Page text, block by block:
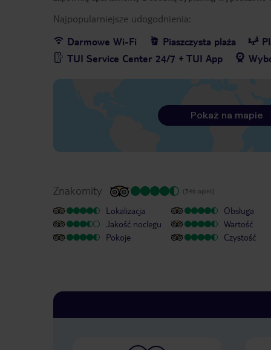
Najpopularniejsze udogodnienia:
Darmowe Wi-Fi
Piaszczysta plaża
TUI Service Center 24/7 + TUI App
Pokaż na mapie
Znakomity (546 opinii)
Lokalizacja
Jakość noclegu
Pokoje
Obsługa
Wartość
Czystość